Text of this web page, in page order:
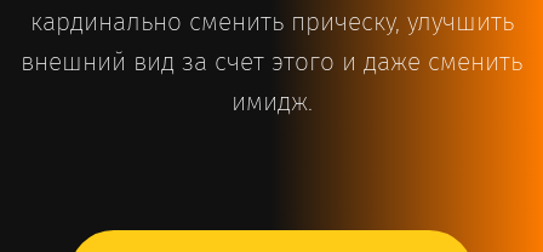
кардинально сменить прическу, улучшить
внешний вид за счет этого и даже сменить
имидж.